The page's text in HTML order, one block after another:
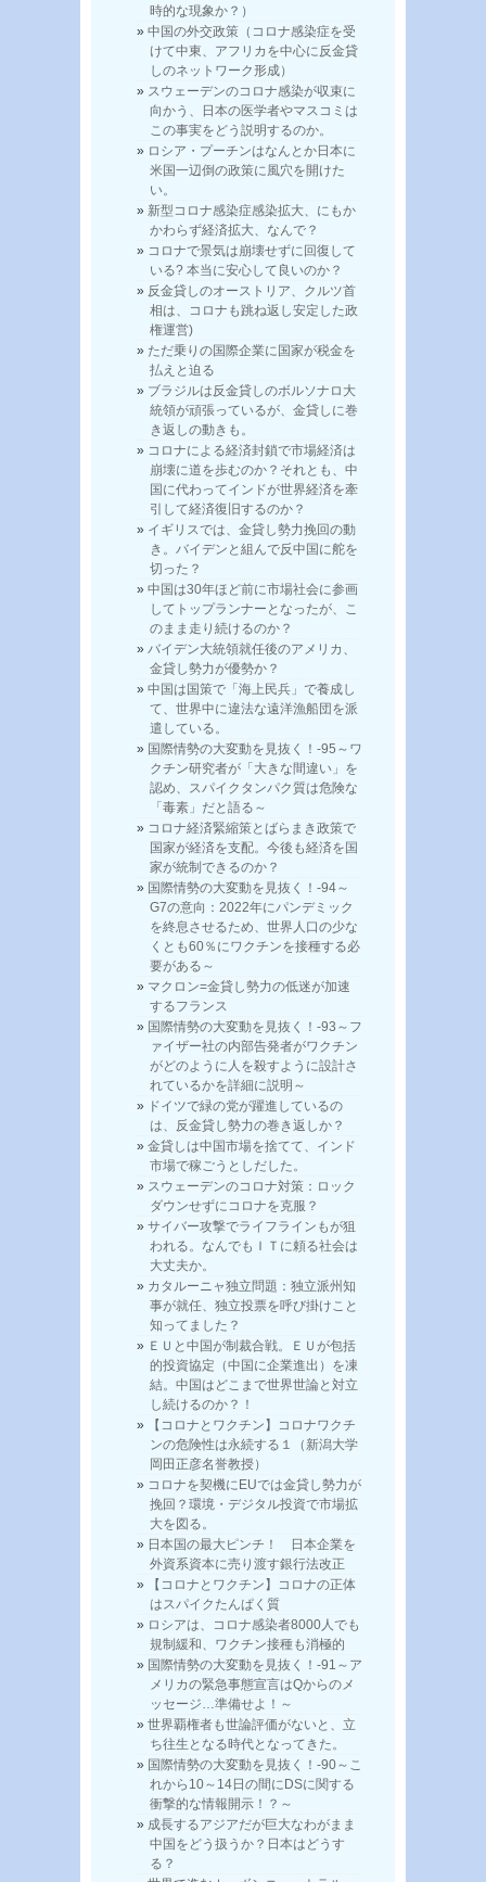
時的な現象か？）
中国の外交政策（コロナ感染症を受
けて中東、アフリカを中心に反金貸
しのネットワーク形成）
スウェーデンのコロナ感染が収束に
向かう、日本の医学者やマスコミは
この事実をどう説明するのか。
ロシア・プーチンはなんとか日本に
米国一辺倒の政策に風穴を開けた
い。
新型コロナ感染症感染拡大、にもか
かわらず経済拡大、なんで？
コロナで景気は崩壊せずに回復して
いる? 本当に安心して良いのか？
反金貸しのオーストリア、クルツ首
相は、コロナも跳ね返し安定した政
権運営)
ただ乗りの国際企業に国家が税金を
払えと迫る
ブラジルは反金貸しのボルソナロ大
統領が頑張っているが、金貸しに巻
き返しの動きも。
コロナによる経済封鎖で市場経済は
崩壊に道を歩むのか？それとも、中
国に代わってインドが世界経済を牽
引して経済復旧するのか？
イギリスでは、金貸し勢力挽回の動
き。バイデンと組んで反中国に舵を
切った？
中国は30年ほど前に市場社会に参画
してトップランナーとなったが、こ
のまま走り続けるのか？
バイデン大統領就任後のアメリカ、
金貸し勢力が優勢か？
中国は国策で「海上民兵」で養成し
て、世界中に違法な遠洋漁船団を派
遣している。
国際情勢の大変動を見抜く！-95～ワ
クチン研究者が「大きな間違い」を
認め、スパイクタンパク質は危険な
「毒素」だと語る～
コロナ経済緊縮策とばらまき政策で
国家が経済を支配。今後も経済を国
家が統制できるのか？
国際情勢の大変動を見抜く！-94～
G7の意向：2022年にパンデミック
を終息させるため、世界人口の少な
くとも60％にワクチンを接種する必
要がある～
マクロン=金貸し勢力の低迷が加速
するフランス
国際情勢の大変動を見抜く！-93～フ
ァイザー社の内部告発者がワクチン
がどのように人を殺すように設計さ
れているかを詳細に説明～
ドイツで緑の党が躍進しているの
は、反金貸し勢力の巻き返しか？
金貸しは中国市場を捨てて、インド
市場で稼ごうとしだした。
スウェーデンのコロナ対策：ロック
ダウンせずにコロナを克服？
サイバー攻撃でライフラインもが狙
われる。なんでもＩＴに頼る社会は
大丈夫か。
カタルーニャ独立問題：独立派州知
事が就任、独立投票を呼び掛けこと
知ってました？
ＥＵと中国が制裁合戦。ＥＵが包括
的投資協定（中国に企業進出）を凍
結。中国はどこまで世界世論と対立
し続けるのか？！
【コロナとワクチン】コロナワクチ
ンの危険性は永続する１（新潟大学
岡田正彦名誉教授）
コロナを契機にEUでは金貸し勢力が
挽回？環境・デジタル投資で市場拡
大を図る。
日本国の最大ピンチ！ 日本企業を
外資系資本に売り渡す銀行法改正
【コロナとワクチン】コロナの正体
はスパイクたんぱく質
ロシアは、コロナ感染者8000人でも
規制緩和、ワクチン接種も消極的
国際情勢の大変動を見抜く！-91～ア
メリカの緊急事態宣言はQからのメ
ッセージ…準備せよ！～
世界覇権者も世論評価がないと、立
ち往生となる時代となってきた。
国際情勢の大変動を見抜く！-90～こ
れから10～14日の間にDSに関する
衝撃的な情報開示！？～
成長するアジアだが巨大なわがまま
中国をどう扱うか？日本はどうす
る？